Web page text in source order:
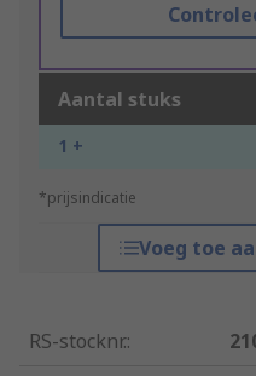
Aantal stuks
1 +
*prijsindicatie
Voeg toe
RS-stocknr.: